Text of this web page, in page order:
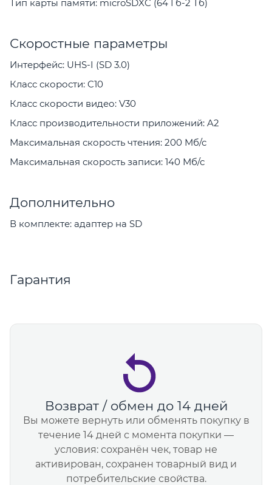
Тип карты памяти: microSDXC (64 Гб-2 Тб)
Скоростные параметры
Интерфейс: UHS-I (SD 3.0)
Класс скорости: C10
Класс скорости видео: V30
Класс производительности приложений: A2
Максимальная скорость чтения: 200 Мб/с
Максимальная скорость записи: 140 Мб/с
Дополнительно
В комплекте: адаптер на SD
Гарантия
Возврат / обмен до 14 дней
Вы можете вернуть или обменять покупку в
течение 14 дней с момента покупки —
условия: сохранён чек, товар не
активирован, сохранен товарный вид и
потребительские свойства.